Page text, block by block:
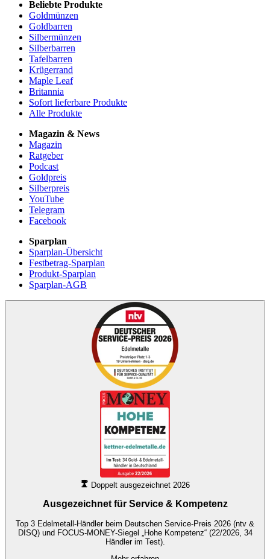
Beliebte Produkte
Goldmünzen
Goldbarren
Silbermünzen
Silberbarren
Tafelbarren
Krügerrand
Maple Leaf
Britannia
Sofort lieferbare Produkte
Alle Produkte
Magazin & News
Magazin
Ratgeber
Podcast
Goldpreis
Silberpreis
YouTube
Telegram
Facebook
Sparplan
Sparplan-Übersicht
Festbetrag-Sparplan
Produkt-Sparplan
Sparplan-AGB
Doppelt ausgezeichnet 2026
Ausgezeichnet für Service & Kompetenz
Top 3 Edelmetall-Händler beim Deutschen Service-Preis 2026 (ntv &
DISQ) und FOCUS-MONEY-Siegel „Hohe Kompetenz“ (22/2026, 34
Händler im Test).